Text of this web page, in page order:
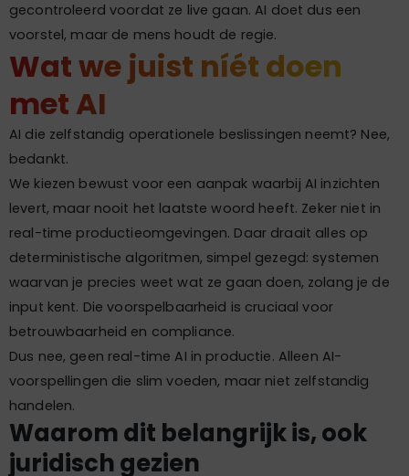
gecontroleerd voordat ze live gaan. AI doet dus een
voorstel, maar de mens houdt de regie.
Wat we juist níét doen
met AI
AI die zelfstandig operationele beslissingen neemt? Nee,
bedankt.
We kiezen bewust voor een aanpak waarbij AI inzichten
levert, maar nooit het laatste woord heeft. Zeker niet in
real-time productieomgevingen. Daar draait alles op
deterministische algoritmen, simpel gezegd: systemen
waarvan je precies weet wat ze gaan doen, zolang je de
input kent. Die voorspelbaarheid is cruciaal voor
betrouwbaarheid en compliance.
Dus nee, geen real-time AI in productie. Alleen AI-
voorspellingen die slim voeden, maar niet zelfstandig
handelen.
Waarom dit belangrijk is, ook
juridisch gezien